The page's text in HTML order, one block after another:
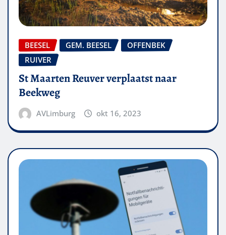
BEESEL GEM. BEESEL
OFFENBEK
RUIVER
St Maarten Reuver verplaatst naar
Beekweg
AVLimburg okt 16, 2023